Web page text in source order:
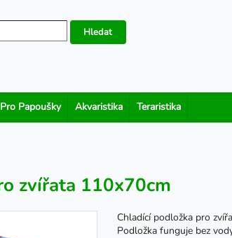
Hledat
Pro Papoušky Akvaristika Teraristika
zvířata 110x70cm
Chladící podložka pro
Podložka funguje bez